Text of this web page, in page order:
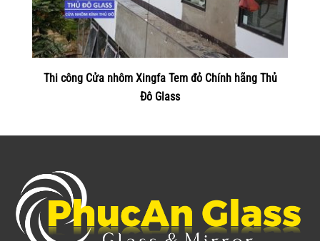
Thi công Cửa nhôm Xingfa Tem đỏ Chính hãng Thủ
Đô Glass